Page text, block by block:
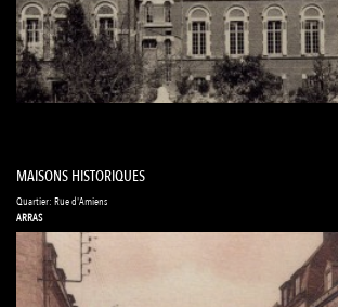
MAISONS HISTORIQUES
Quartier: Rue d'Amiens
ARRAS